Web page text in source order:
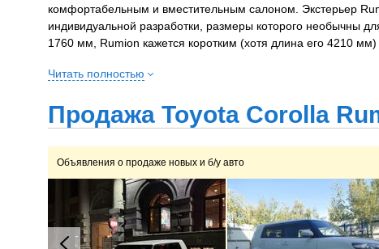
комфортабельным и вместительным салоном. Экстерьер
индивидуальной разработки, размеры которого необычны
1760 мм, Rumion кажется коротким (хотя длина его 4210
Стоит обратить внимание на нижнюю линию бокового
достатке для всех пассажиров, комфортабельность салона
Передняя панель необычной формы привлекает не просто
функций.
Базовая комплектация X обеспечивает полный набор
стекол и зеркал, центральный замок, рулевой механизм с
стеклоочиститель. Опционально предлагаются
но его можно увеличить за счет трансформируемого
Читать полностью
Продажа Toyota Corolla
Объявления о продаже новых и б/у авто